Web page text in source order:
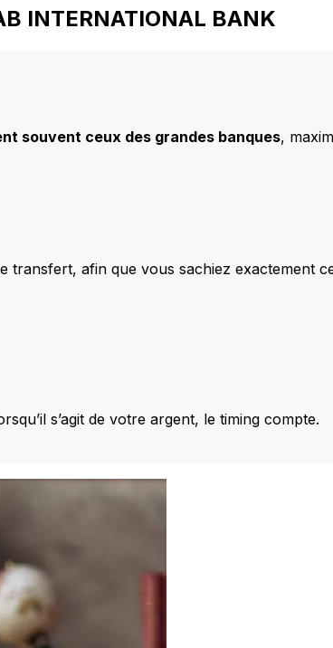
INTERNATIONAL BANK
souvent ceux des grandes banques,
transfert, afin que vous sachiez exactement
s’agit de votre argent, le timing compte.